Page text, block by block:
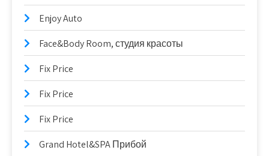
Enjoy Auto
Face&Body Room, студия красоты
Fix Price
Fix Price
Fix Price
Grand Hotel&SPA Прибой